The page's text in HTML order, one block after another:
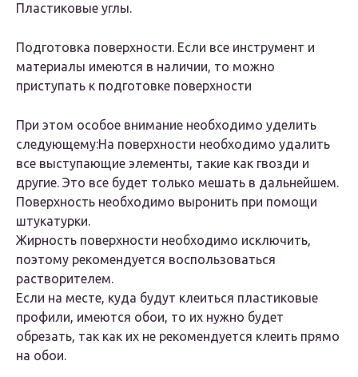
Пластиковые углы.
Подготовка поверхности. Если все инструмент и
материалы имеются в наличии, то можно
приступать к подготовке поверхности
При этом особое внимание необходимо уделить
следующему:На поверхности необходимо удалить
все выступающие элементы, такие как гвозди и
другие. Это все будет только мешать в дальнейшем.
Поверхность необходимо выронить при помощи
штукатурки.
Жирность поверхности необходимо исключить,
поэтому рекомендуется воспользоваться
растворителем.
Если на месте, куда будут клеиться пластиковые
профили, имеются обои, то их нужно будет
обрезать, так как их не рекомендуется клеить прямо
на обои.